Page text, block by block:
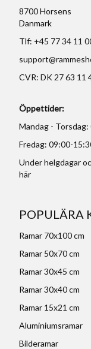
8700 Horsens
Danmark
Tlf: +45 77 34 11
CVR: DK 27 63 11
Öppettider:
Mandag -
Fredag: 09:00-
Under helgdagar
här
POPULÄRA
Ramar 70x100 cm
Ramar 50x70 cm
Ramar 30x45 cm
Ramar 30x40 cm
Ramar 15x21 cm
Aluminiumsramar
Bilderamar